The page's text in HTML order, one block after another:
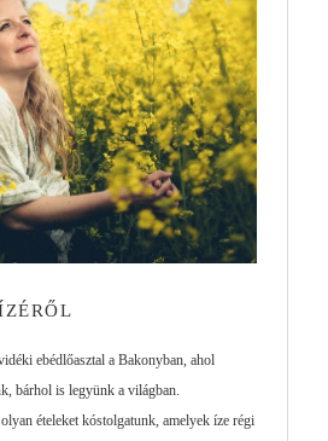
ebédlőasztal a Bakonyban, ahol
bárhol is legyünk a világban.
ételeket kóstolgatunk, amelyek íze régi